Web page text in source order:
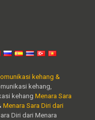
kehang &
kehang,
kehang Menara Sara
Menara Sara Diri dari
Diri dari Menara